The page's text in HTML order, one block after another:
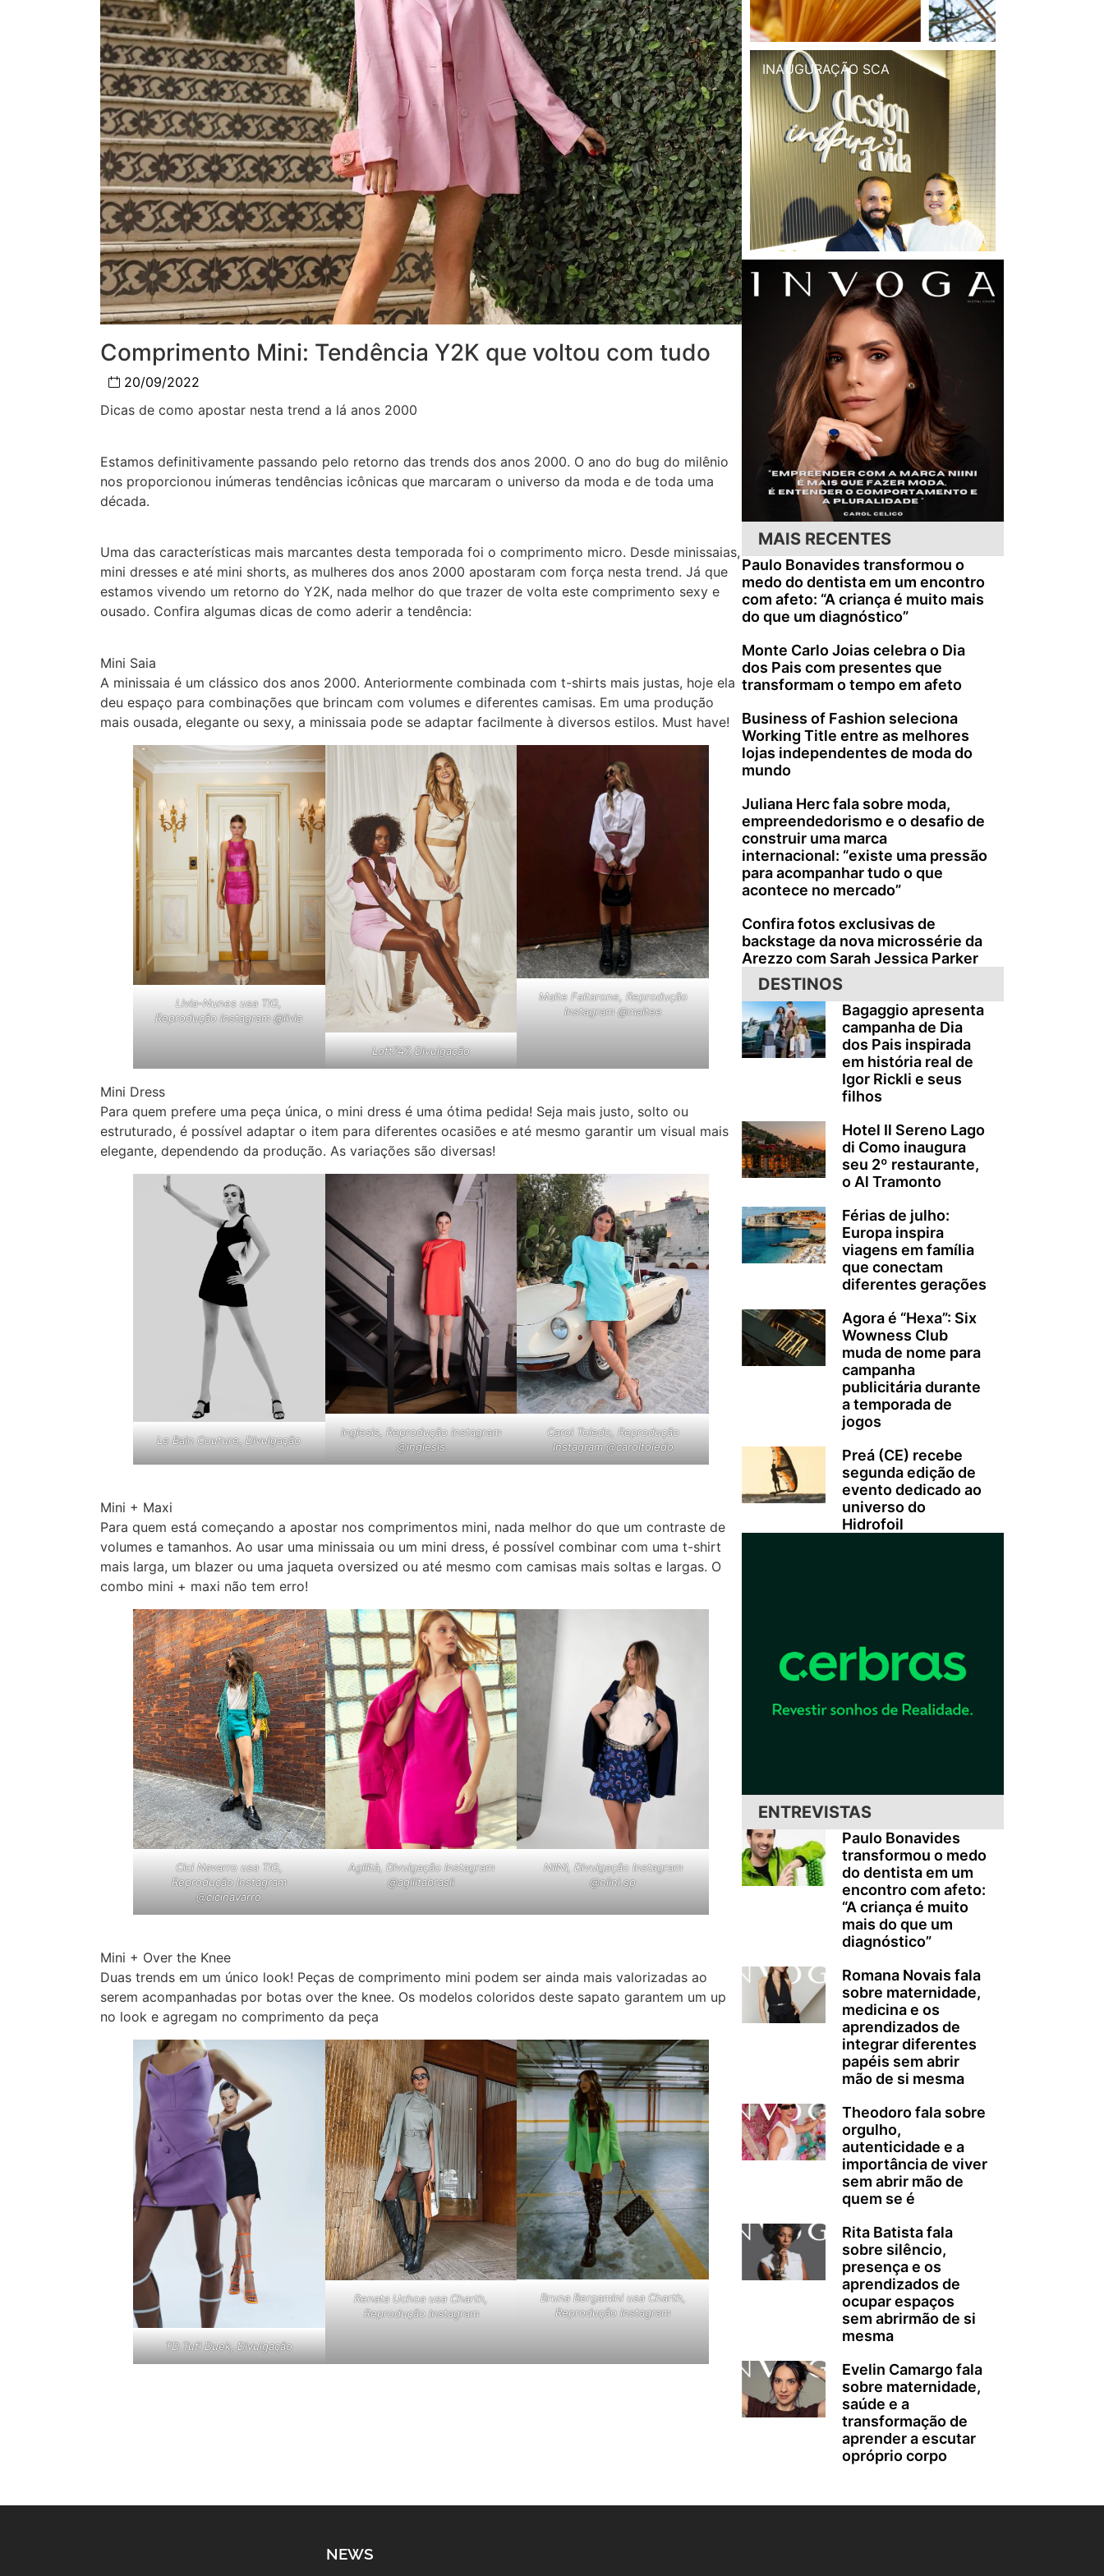
Comprimento Mini: Tendência Y2K que voltou com tudo
20/09/2022
Dicas de como apostar nesta trend a lá anos 2000
Estamos definitivamente passando pelo retorno das trends dos anos 2000. O ano do bug do milênio
nos proporcionou inúmeras tendências icônicas que marcaram o universo da moda e de toda uma
década.
Uma das características mais marcantes desta temporada foi o comprimento micro. Desde minissaias,
mini dresses e até mini shorts, as mulheres dos anos 2000 apostaram com força nesta trend. Já que
estamos vivendo um retorno do Y2K, nada melhor do que trazer de volta este comprimento sexy e
ousado. Confira algumas dicas de como aderir a tendência:
Mini Saia
A minissaia é um clássico dos anos 2000. Anteriormente combinada com t-shirts mais justas, hoje ela
deu espaço para combinações que brincam com volumes e diferentes camisas. Em uma produção
mais ousada, elegante ou sexy, a minissaia pode se adaptar facilmente à diversos estilos. Must have!
Livia-Nunes usa TIG,
Reprodução Instagram @livia
Loft747, Divulgação
Maite Faitarone, Reprodução
Instagram @maitee
Mini Dress
Para quem prefere uma peça única, o mini dress é uma ótima pedida! Seja mais justo, solto ou
estruturado, é possível adaptar o item para diferentes ocasiões e até mesmo garantir um visual mais
elegante, dependendo da produção. As variações são diversas!
Le Bain Couture, Divulgação
Inglesis, Reprodução Instagram
@inglesis
Carol Toledo, Reprodução
Instagram @caroltoledo
Mini + Maxi
Para quem está começando a apostar nos comprimentos mini, nada melhor do que um contraste de
volumes e tamanhos. Ao usar uma minissaia ou um mini dress, é possível combinar com uma t-shirt
mais larga, um blazer ou uma jaqueta oversized ou até mesmo com camisas mais soltas e largas. O
combo mini + maxi não tem erro!
Cici Navarro usa TIG,
Reprodução Instagram
@cicinavarro
Agilità, Divulgação Instagram
@agilitabrasil
NIINI, Divulgação Instagram
@niini.sp
Mini + Over the Knee
Duas trends em um único look! Peças de comprimento mini podem ser ainda mais valorizadas ao
serem acompanhadas por botas over the knee. Os modelos coloridos deste sapato garantem um up
no look e agregam no comprimento da peça
TD Tufi Duek, Divulgação
Renata Uchoa usa Charth,
Reprodução Instagram
Bruna Bergamini usa Charth,
Reprodução Instagram
INAUGURAÇÃO SCA
MAIS RECENTES
Paulo Bonavides transformou o
medo do dentista em um encontro
com afeto: “A criança é muito mais
do que um diagnóstico”
Monte Carlo Joias celebra o Dia
dos Pais com presentes que
transformam o tempo em afeto
Business of Fashion seleciona
Working Title entre as melhores
lojas independentes de moda do
mundo
Juliana Herc fala sobre moda,
empreendedorismo e o desafio de
construir uma marca
internacional: “existe uma pressão
para acompanhar tudo o que
acontece no mercado”
Confira fotos exclusivas de
backstage da nova microssérie da
Arezzo com Sarah Jessica Parker
DESTINOS
Bagaggio apresenta
campanha de Dia
dos Pais inspirada
em história real de
Igor Rickli e seus
filhos
Hotel Il Sereno Lago
di Como inaugura
seu 2º restaurante,
o Al Tramonto
Férias de julho:
Europa inspira
viagens em família
que conectam
diferentes gerações
Agora é “Hexa”: Six
Wowness Club
muda de nome para
campanha
publicitária durante
a temporada de
jogos
Preá (CE) recebe
segunda edição de
evento dedicado ao
universo do
Hidrofoil
ENTREVISTAS
Paulo Bonavides
transformou o medo
do dentista em um
encontro com afeto:
“A criança é muito
mais do que um
diagnóstico”
Romana Novais fala
sobre maternidade,
medicina e os
aprendizados de
integrar diferentes
papéis sem abrir
mão de si mesma
Theodoro fala sobre
orgulho,
autenticidade e a
importância de viver
sem abrir mão de
quem se é
Rita Batista fala
sobre silêncio,
presença e os
aprendizados de
ocupar espaços
sem abrirmão de si
mesma
Evelin Camargo fala
sobre maternidade,
saúde e a
transformação de
aprender a escutar
opróprio corpo
NEWS